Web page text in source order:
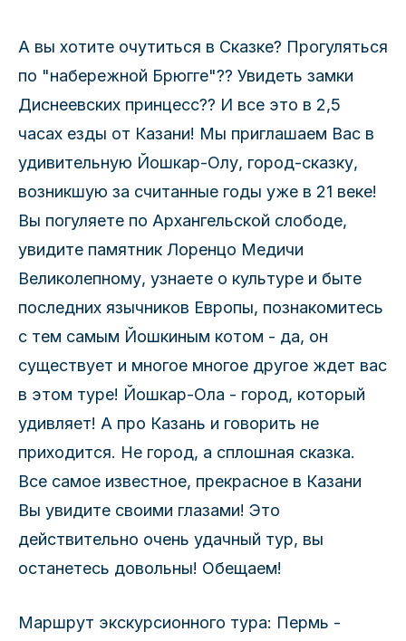
А вы хотите очутиться в Сказке? Прогуляться
по "набережной Брюгге"?? Увидеть замки
Диснеевских принцесс?? И все это в 2,5
часах езды от Казани! Мы приглашаем Вас в
удивительную Йошкар-Олу, город-сказку,
возникшую за считанные годы уже в 21 веке!
Вы погуляете по Архангельской слободе,
увидите памятник Лоренцо Медичи
Великолепному, узнаете о культуре и быте
последних язычников Европы, познакомитесь
с тем самым Йошкиным котом - да, он
существует и многое многое другое ждет вас
в этом туре! Йошкар-Ола - город, который
удивляет! А про Казань и говорить не
приходится. Не город, а сплошная сказка.
Все самое известное, прекрасное в Казани
Вы увидите своими глазами! Это
действительно очень удачный тур, вы
останетесь довольны! Обещаем!
Маршрут экскурсионного тура: Пермь -